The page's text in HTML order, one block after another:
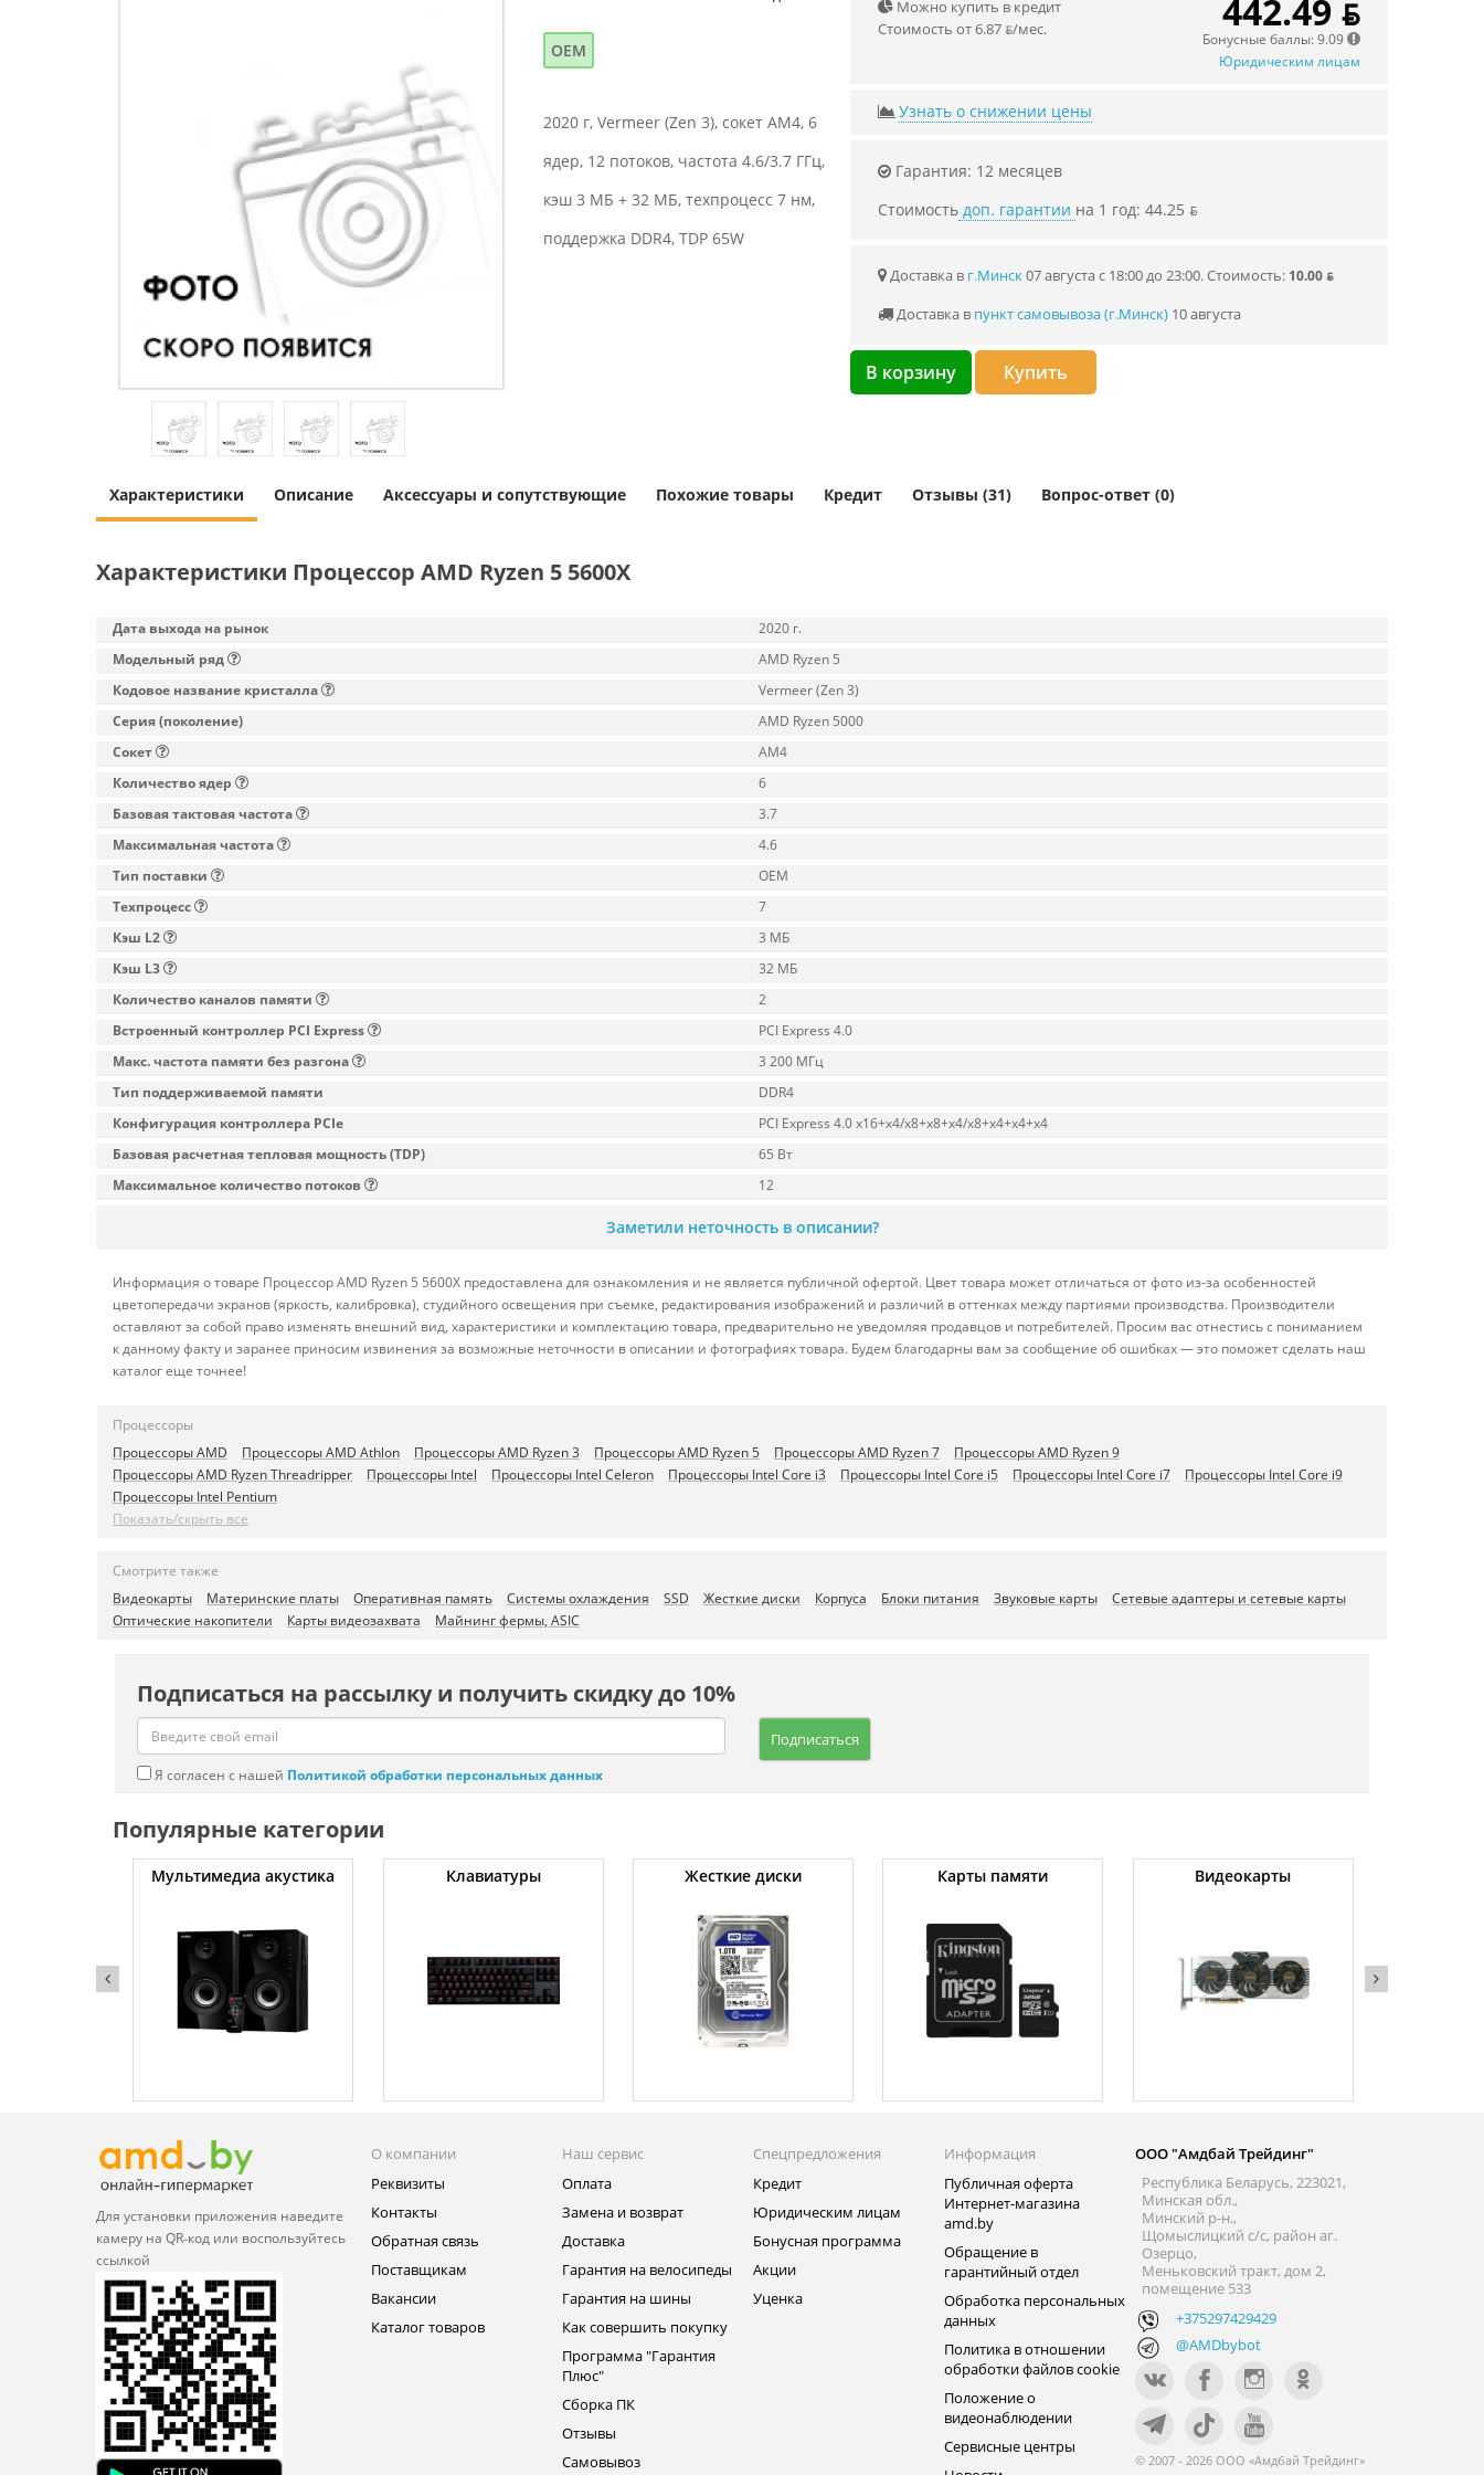
OEM
2020 г, Vermeer (Zen 3), сокет AM4, 6
ядер, 12 потоков, частота 4.6/3.7 ГГц,
кэш 3 МБ + 32 МБ, техпроцесс 7 нм,
поддержка DDR4, TDP 65W
Можно купить в кредит
Стоимость от 6.87 ƃ/мec.
442.49 ƃ
Бонусные баллы: 9.09
Юридическим лицам
Узнать о снижении цены
Гарантия: 12 месяцев
Стоимостьдоп. гарантии на 1 год: 44.25 ƃ
Доставка в г.Минск07 августа с 18:00 до 23:00.Стоимость: 10.00 ƃ
Доставка в пункт самовывоза (г.Минск)10 августа
В корзину Купить
Характеристики Описание Аксессуары и сопутствующие Похожие товары Кредит Отзывы (31) Вопрос-ответ (0)
Характеристики Процессор AMD Ryzen 5 5600X
Дата выхода на рынок
2020 г.
Модельный ряд
AMD Ryzen 5
Кодовое название кристалла
Vermeer (Zen 3)
Серия (поколение)
AMD Ryzen 5000
Сокет
AM4
Количество ядер
6
Базовая тактовая частота
3.7
Максимальная частота
4.6
Тип поставки
OEM
Техпроцесс
7
Кэш L2
3 МБ
Кэш L3
32 МБ
Количество каналов памяти
2
Встроенный контроллер PCI Express
PCI Express 4.0
Макс. частота памяти без разгона
3 200 МГц
Тип поддерживаемой памяти
DDR4
Конфигурация контроллера PCIe
PCI Express 4.0 x16+x4/x8+x8+x4/x8+x4+x4+x4
Базовая расчетная тепловая мощность (TDP)
65 Вт
Максимальное количество потоков
12
Заметили неточность в описании?
Информация о товаре Процессор AMD Ryzen 5 5600X предоставлена для ознакомления и не является публичной офертой. Цвет товара может отличаться от фото из-за особенностей
цветопередачи экранов (яркость, калибровка), студийного освещения при съемке, редактирования изображений и различий в оттенках между партиями производства. Производители
оставляют за собой право изменять внешний вид, характеристики и комплектацию товара, предварительно не уведомляя продавцов и потребителей. Просим вас отнестись с пониманием
к данному факту и заранее приносим извинения за возможные неточности в описании и фотографиях товара. Будем благодарны вам за сообщение об ошибках — это поможет сделать наш
каталог еще точнее!
Процессоры
Процессоры AMD
Процессоры AMD Athlon Процессоры AMD Ryzen 3 Процессоры AMD Ryzen 5 Процессоры AMD Ryzen 7
Процессоры AMD Ryzen 9
Процессоры AMD Ryzen Threadripper
Процессоры Intel Процессоры Intel Celeron Процессоры Intel Core i3 Процессоры Intel Core i5 Процессоры Intel Core i7
Процессоры Intel Core i9
Процессоры Intel Pentium
Показать/скрыть все
Смотрите также
Видеокарты
Материнские платы Оперативная память Системы охлаждения SSD Жесткие диски Корпуса Блоки питания Звуковые карты
Сетевые адаптеры и сетевые карты
Оптические накопители
Карты видеозахвата Майнинг фермы, ASIC
Подписаться на рассылку и получить скидку до 10%
Подписаться
Я согласен с нашей Политикой обработки персональных данных
Популярные категории
Мультимедиа акустика Клавиатуры Жесткие диски Карты памяти Видеокарты
Для установки приложения наведите
камеру на QR‑код или воспользуйтесь
ссылкой
О компании
Реквизиты
Контакты
Обратная связь
Поставщикам
Вакансии
Каталог товаров
Наш сервис
Оплата
Замена и возврат
Доставка
Гарантия на велосипеды
Гарантия на шины
Как совершить покупку
Программа "Гарантия
Плюс"
Сборка ПК
Отзывы
Самовывоз
Спецпредложения
Кредит
Юридическим лицам
Бонусная программа
Акции
Уценка
Информация
Публичная оферта
Интернет-магазина
amd.by
Обращение в
гарантийный отдел
Обработка персональных
данных
Политика в отношении
обработки файлов cookie
Положение о
видеонаблюдении
Сервисные центры
ООО "Амдбай Трейдинг"
Республика Беларусь, 223021,
Минская обл.,
Минский р-н.,
Щомыслицкий с/с, район аг.
Озерцо,
Меньковский тракт, дом 2,
помещение 533
+375297429429
@AMDbybot
© 2007 - 2026 ООО «Амдбай Трейдинг»